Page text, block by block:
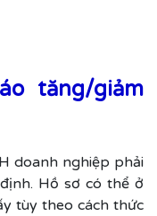
tăng/giảm
doanh nghiệp phải
Hồ sơ có thể ở
tùy theo cách thức